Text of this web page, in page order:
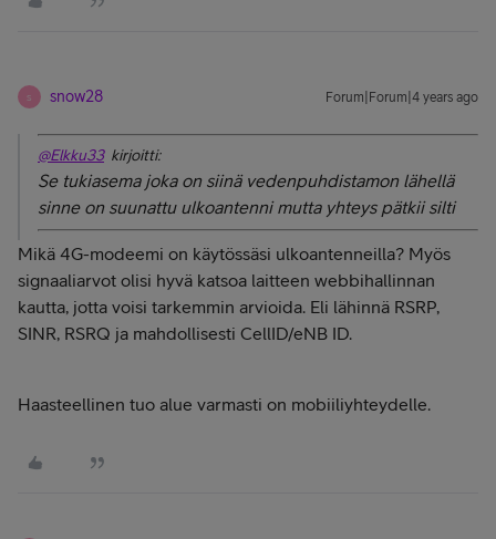
S snow28 Forum|Forum|4 years ago
@Elkku33kirjoitti:
Se tukiasema joka on siinä vedenpuhdistamon lähellä
sinne on suunattu ulkoantenni mutta yhteys pätkii silti
Mikä 4G-modeemi on käytössäsi ulkoantenneilla? Myös
signaaliarvot olisi hyvä katsoa laitteen webbihallinnan
kautta, jotta voisi tarkemmin arvioida. Eli lähinnä RSRP,
SINR, RSRQ ja mahdollisesti CellID/eNB ID.
Haasteellinen tuo alue varmasti on mobiiliyhteydelle.